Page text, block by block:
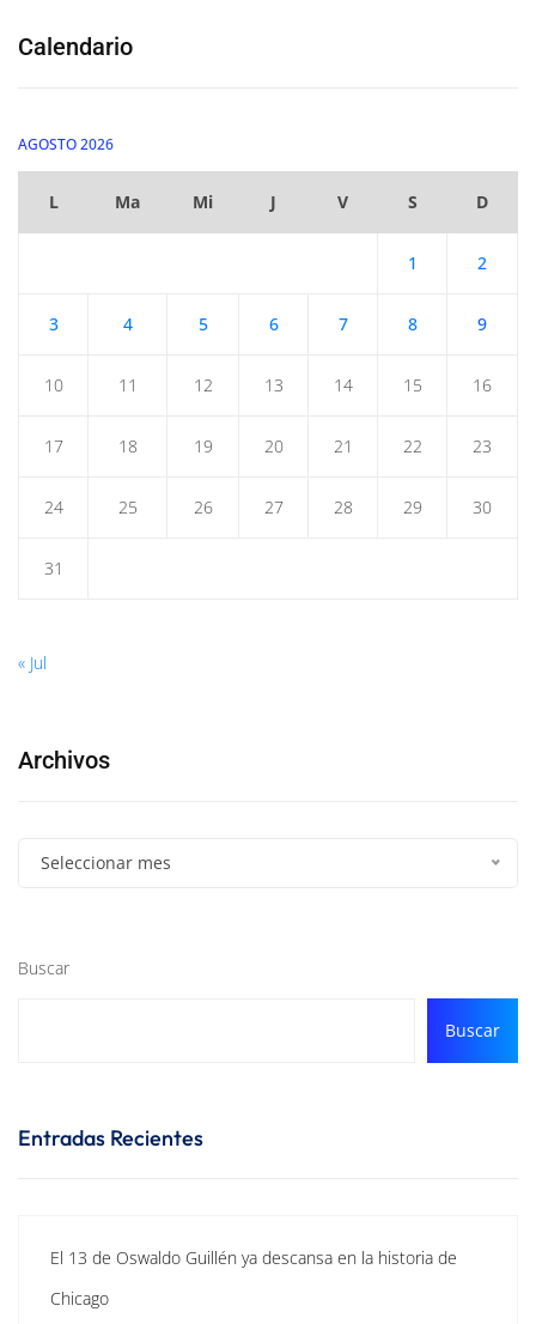
Calendario
AGOSTO 2026
L Ma Mi J V S D
1 2
3 4 5 6 7 8 9
10 11 12 13 14 15 16
17 18 19 20 21 22 23
24 25 26 27 28 29 30
31
« Jul
Archivos
Seleccionar mes
Buscar
Buscar
Entradas Recientes
El 13 de Oswaldo Guillén ya descansa en la historia de
Chicago